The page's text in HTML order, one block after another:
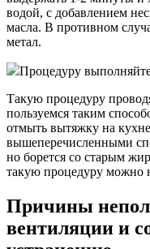
водой, с добавлением
масла. В противном
метал.
Процедуру
Такую процедуру
пользуемся таким
отмыть вытяжку на
вышеперечисленными
но борется со старым
такую процедуру можно
Причины
вентиляции и